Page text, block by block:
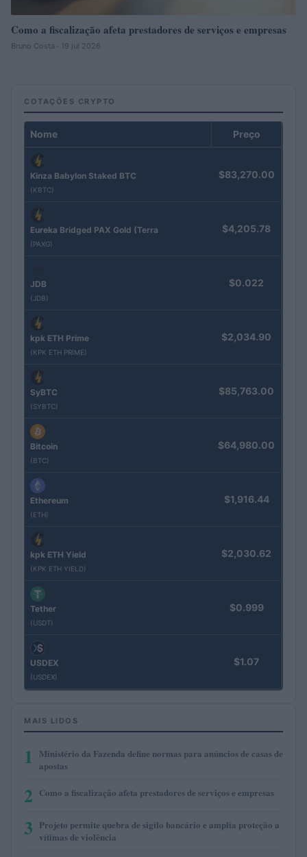
Como a fiscalização afeta prestadores de serviços e empresas
Bruno Costa · 19 jul 2026
COTAÇÕES CRYPTO
Nome Preço
Kinza Babylon Staked BTC
(KBTC)
$83,270.00
Eureka Bridged PAX Gold (Terra
(PAXG)
$4,205.78
JDB
(JDB)
$0.022
kpk ETH Prime
(KPK ETH PRIME)
$2,034.90
SyBTC
(SYBTC)
$85,763.00
Bitcoin
(BTC)
$64,980.00
Ethereum
(ETH)
$1,916.44
kpk ETH Yield
(KPK ETH YIELD)
$2,030.62
Tether
(USDT)
$0.999
USDEX
(USDEX)
$1.07
MAIS LIDOS
1
Ministério da Fazenda define normas para anúncios de casas de
apostas
2 Como a fiscalização afeta prestadores de serviços e empresas
3 Projeto permite quebra de sigilo bancário e amplia proteção a
vítimas de violência